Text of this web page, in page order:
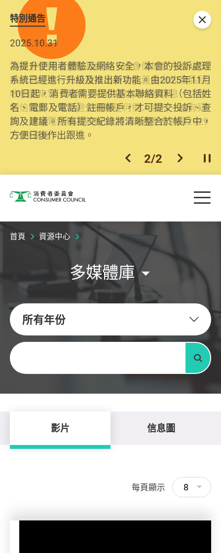
特別通告
2026.06.29
消委會提醒消費者及商戶，本會僅於官方網站發
布消費警示。如接獲以消委會名義發出的產品回
收相關來電、電郵、短訊或社交媒體訊息，切勿
輕信回應，更應避免透露任何個人資料。如有疑
問，請致電防騙易熱線18222或消委會熱線2929
2222查詢。
2025.10.31
為提升使用者體驗及網絡安全，本會的投訴處理
系統已經進行升級及推出新功能。由2025年11月
10日起，消費者需要提供基本聯絡資料（包括姓
名、電郵及電話）註冊帳戶，才可提交投訴、查
詢及建議。所有提交紀錄將清晰整合於帳戶中，
方便日後作出跟進。
上一個
2/2 下一個開
關閉
消費者委員會 目
首頁 資源中心
多媒體庫
所有年份
關鍵字
搜尋
影片 信息圖
每頁顯示 8